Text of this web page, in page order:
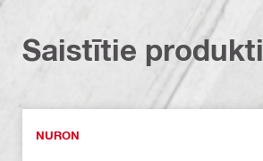
Saistītie produkti
NURON